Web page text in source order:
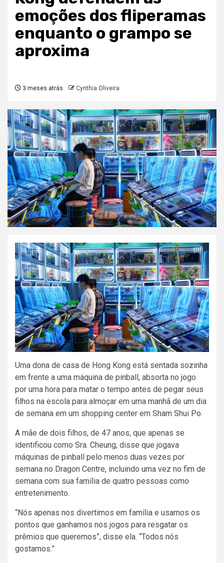
emoções dos fliperamas
enquanto o grampo se
aproxima
3 meses atrás Cynthia Oliveira
Uma dona de casa de Hong Kong está sentada sozinha
em frente a uma máquina de pinball, absorta no jogo
por uma hora para matar o tempo antes de pegar seus
filhos na escola para almoçar em uma manhã de um dia
de semana em um shopping center em Sham Shui Po.
A mãe de dois filhos, de 47 anos, que apenas se
identificou como Sra. Cheung, disse que jogava
máquinas de pinball pelo menos duas vezes por
semana no Dragon Centre, incluindo uma vez no fim de
semana com sua família de quatro pessoas como
entretenimento.
“Nós apenas nos divertimos em família e usamos os
pontos que ganhamos nos jogos para resgatar os
prêmios que queremos”, disse ela. “Todos nós
gostamos.”